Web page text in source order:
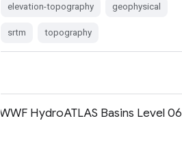
elevation-topography geophysical
srtm topography
WWF HydroATLAS Basins Level 06